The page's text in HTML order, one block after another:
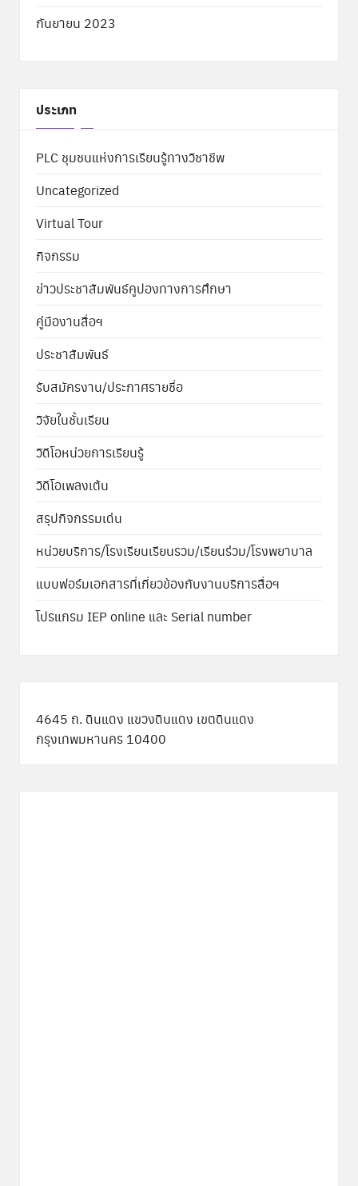
กันยายน 2023
ประเภท
PLC ชุมชนแห่งการเรียนรู้ทางวิชาชีพ
Uncategorized
Virtual Tour
กิจกรรม
ข่าวประชาสัมพันธ์คูปองทางการศึกษา
คู่มืองานสื่อฯ
ประชาสัมพันธ์
รับสมัครงาน/ประกาศรายชื่อ
วิจัยในชั้นเรียน
วิดีโอหน่วยการเรียนรู้
วิดีโอเพลงเต้น
สรุปกิจกรรมเด่น
หน่วยบริการ/โรงเรียนเรียนรวม/เรียนร่วม/โรงพยาบาล
แบบฟอร์มเอกสารที่เกี่ยวข้องกับงานบริการสื่อฯ
โปรแกรม IEP online และ Serial number
4645 ถ. ดินแดง แขวงดินแดง เขตดินแดง
กรุงเทพมหานคร 10400